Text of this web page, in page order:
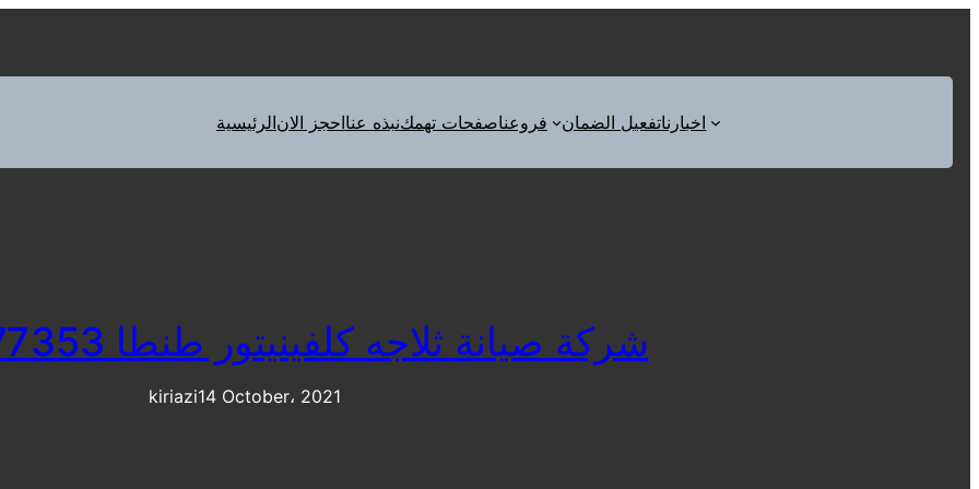
الرئيسيةاحجز الاننبذه عناصفحات تهمكفروعنا تفعيل الضماناخبارنا
شركة صيانة ثلاجه كلفينيتور طنطا 01283377353
kiriazi14 October، 2021